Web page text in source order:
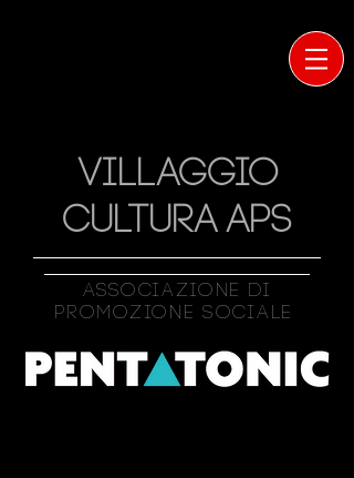
VILLAGGIO
CULTURA APS
Associazione Di
Promozione Sociale